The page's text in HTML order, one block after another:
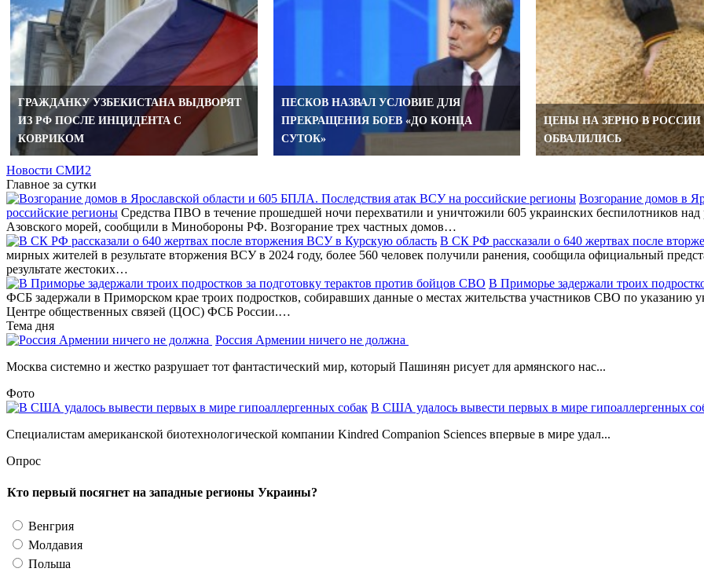
ГРАЖДАНКУ УЗБЕКИСТАНА ВЫДВОРЯТ
ИЗ РФ ПОСЛЕ ИНЦИДЕНТА С
КОВРИКОМ
ПЕСКОВ НАЗВАЛ УСЛОВИЕ ДЛЯ
ПРЕКРАЩЕНИЯ БОЕВ «ДО КОНЦА
СУТОК»
ЦЕНЫ НА ЗЕРНО В РОССИИ
ОБВАЛИЛИСЬ
Новости СМИ2
Главное за сутки
Возгорание домов в
российские регионы Средства ПВО в течение прошедшей ночи перехватили и уничтожили 605 украинских беспилотников
Азовского морей, сообщили в Минобороны РФ. Возгорание трех частных домов…
В СК РФ рассказали о 640 жертвах после
мирных жителей в результате вторжения ВСУ в 2024 году, более 560 человек получили ранения, сообщила официальный
результате жестоких…
В Приморье задержали троих
ФСБ задержали в Приморском крае троих подростков, собиравших данные о местах жительства участников СВО по указанию
Центре общественных связей (ЦОС) ФСБ России.…
Тема дня
Россия Армении ничего не должна
Москва системно и жестко разрушает тот фантастический мир, который Пашинян рисует для армянского нас...
Фото
В США удалось вывести первых в мире гипоаллергенных
Специалистам американской биотехнологической компании Kindred Companion Sciences впервые в мире удал...
Опрос
Кто первый посягнет на западные регионы Украины?
Венгрия
Молдавия
Польша